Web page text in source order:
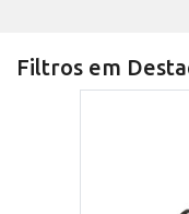
Filtros em